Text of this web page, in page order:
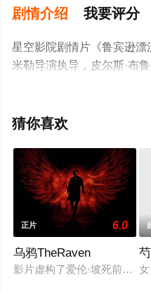
剧情介绍 我要评分
星空影院剧情片《鲁宾逊漂
米勒导演执导，皮尔斯·布
克,伊恩·哈特,詹姆斯·弗莱恩
东尼,蒂姆·迈克穆兰,吉姆·
影网，更多剧情信息可移
等平台了解。
猜你喜欢
正片 6.0
乌鸦TheRaven
影片虚构了爱伦·坡死前“神